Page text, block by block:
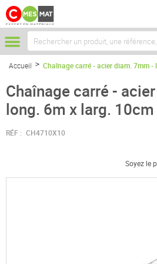
Accueil Chaînage carré - acier diam. 7mm -
Chaînage carré -
long. 6m x larg.
RÉF : CH4710X10
Soyez le
Passer